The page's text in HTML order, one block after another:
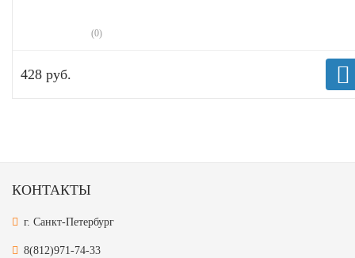
(0)
428 руб.
КОНТАКТЫ
г. Санкт-Петербург
8(812)971-74-33